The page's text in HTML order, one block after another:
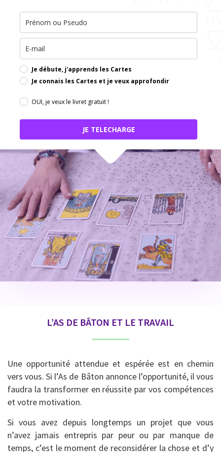
Je débute, j'apprends les Cartes
Je connais les Cartes et je veux approfondir
OUI, je veux le livret gratuit !
JE TELECHARGE
L’AS DE BÂTON ET LE TRAVAIL
Une opportunité attendue et espérée est en chemin
vers vous. Si l’As de Bâton annonce l’opportunité, il vous
faudra la transformer en réussite par vos compétences
et votre motivation.
Si vous avez depuis longtemps un projet que vous
n’avez jamais entrepris par peur ou par manque de
temps, c’est le moment de reconsidérer la chose et d’y